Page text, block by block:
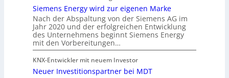
Siemens Energy wird zur eigenen Marke
Nach der Abspaltung von der Siemens AG im
Jahr 2020 und der erfolgreichen Entwicklung
des Unternehmens beginnt Siemens Energy
mit den Vorbereitungen…
KNX-Entwickler mit neuem Investor
Neuer Investitionspartner bei MDT